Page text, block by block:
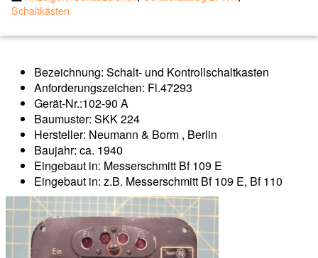
Schaltkästen
Bezeichnung: Schalt- und Kontrollschaltkasten
Anforderungszeichen: Fl.47293
Gerät-Nr.:102-90 A
Baumuster: SKK 224
Hersteller: Neumann & Borm , Berlin
Baujahr: ca. 1940
Eingebaut in: Messerschmitt Bf 109 E
Eingebaut in: z.B. Messerschmitt Bf 109 E, Bf 110